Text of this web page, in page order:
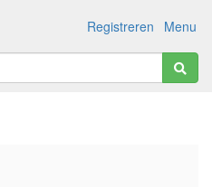
Menu
Registreren